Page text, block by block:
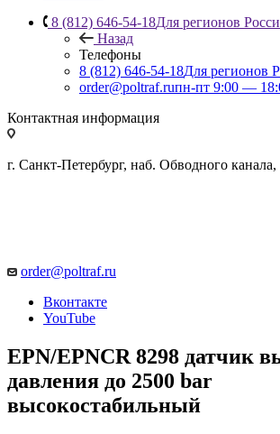
8 (812) 646-54-18Для регионов
Назад
Телефоны
8 (812) 646-54-18Для регионов
order@poltraf.ruпн-пт 9:00 —
Контактная информация
г. Санкт-Петербург, наб. Обводного
order@poltraf.ru
Вконтакте
YouTube
EPN/EPNCR 8298 датчик
давления до 2500 bar
высокостабильный